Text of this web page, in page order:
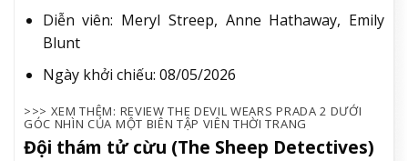
Diễn viên: Meryl Streep, Anne Hathaway, Emily
Blunt
Ngày khởi chiếu: 08/05/2026
>>> XEM THÊM: REVIEW THE DEVIL WEARS PRADA 2 DƯỚI
GÓC NHÌN CỦA MỘT BIÊN TẬP VIÊN THỜI TRANG
Đội thám tử cừu (The Sheep Detectives)